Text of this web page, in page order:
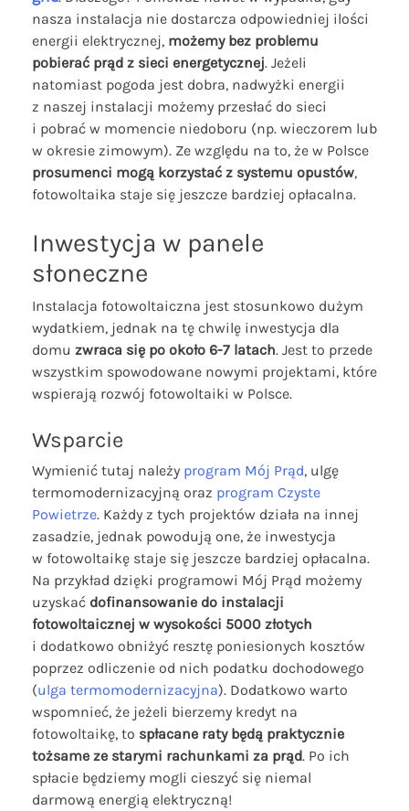
nasza instalacja nie dostarcza odpowiedniej ilości
energii elektrycznej, możemy bez problemu
pobierać prąd z sieci energetycznej. Jeżeli
natomiast pogoda jest dobra, nadwyżki energii
z naszej instalacji możemy przesłać do sieci
i pobrać w momencie niedoboru (np. wieczorem lub
w okresie zimowym). Ze względu na to, że w Polsce
prosumenci mogą korzystać z systemu opustów,
fotowoltaika staje się jeszcze bardziej opłacalna.
Inwestycja w panele
słoneczne
Instalacja fotowoltaiczna jest stosunkowo dużym
wydatkiem, jednak na tę chwilę inwestycja dla
domu zwraca się po około 6-7 latach. Jest to przede
wszystkim spowodowane nowymi projektami, które
wspierają rozwój fotowoltaiki w Polsce.
Wsparcie
Wymienić tutaj należy program Mój Prąd, ulgę
termomodernizacyjną oraz program Czyste
Powietrze. Każdy z tych projektów działa na innej
zasadzie, jednak powodują one, że inwestycja
w fotowoltaikę staje się jeszcze bardziej opłacalna.
Na przykład dzięki programowi Mój Prąd możemy
uzyskać dofinansowanie do instalacji
fotowoltaicznej w wysokości 5000 złotych
i dodatkowo obniżyć resztę poniesionych kosztów
poprzez odliczenie od nich podatku dochodowego
(ulga termomodernizacyjna). Dodatkowo warto
wspomnieć, że jeżeli bierzemy kredyt na
fotowoltaikę, to spłacane raty będą praktycznie
tożsame ze starymi rachunkami za prąd. Po ich
spłacie będziemy mogli cieszyć się niemal
darmową energią elektryczną!